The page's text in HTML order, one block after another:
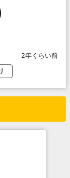
2年くらい前